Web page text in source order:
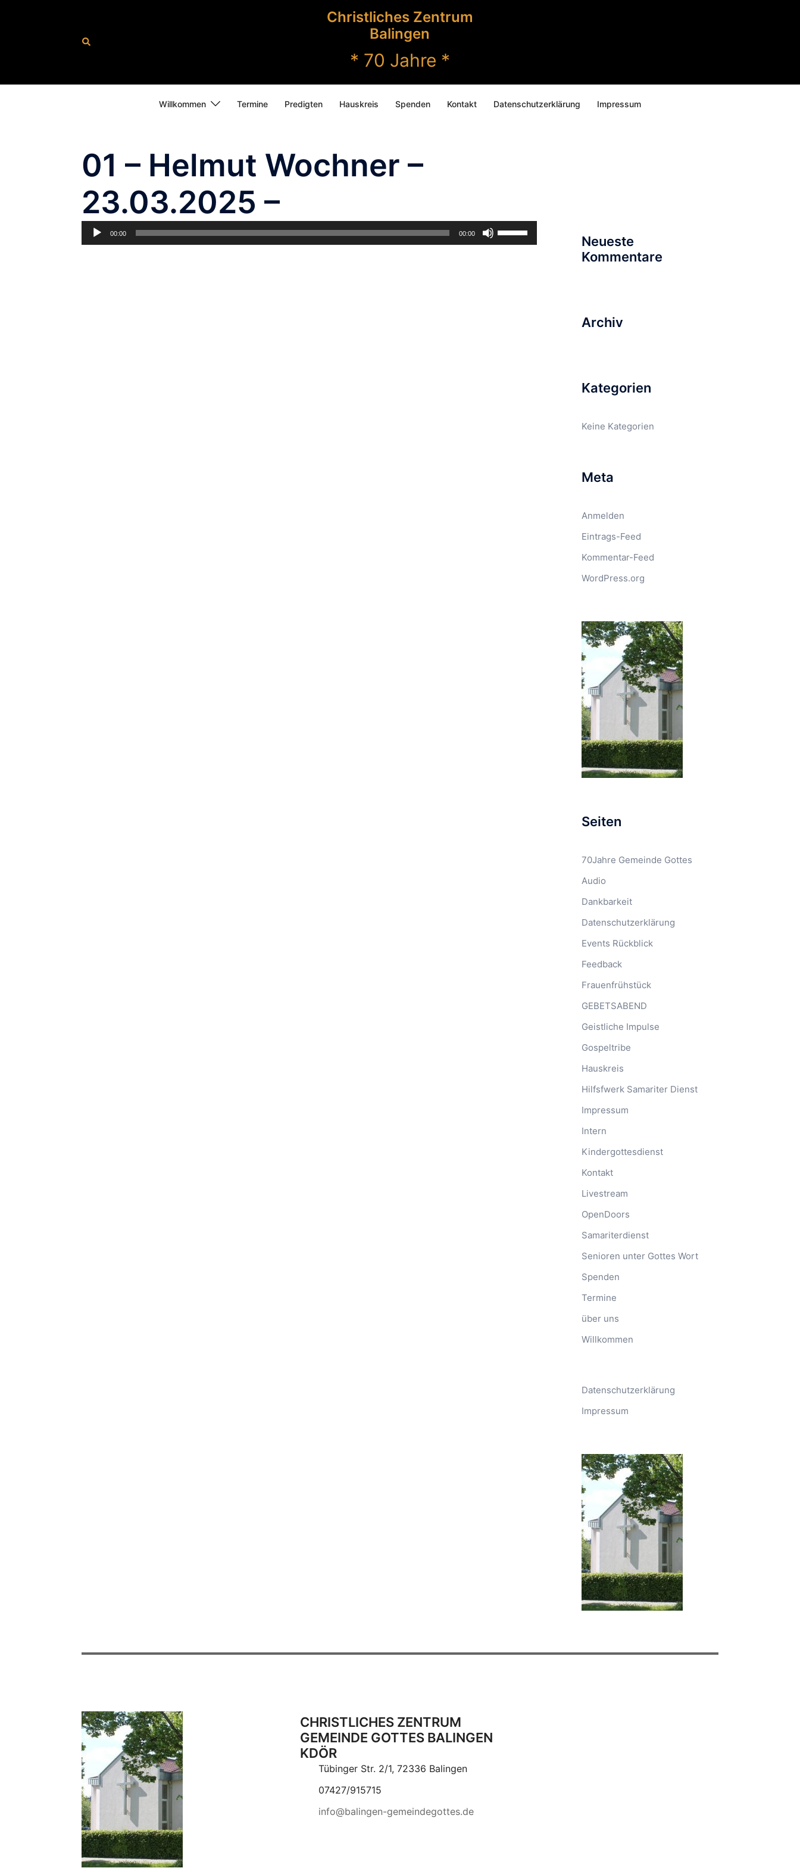
Suche
Christliches Zentrum
Balingen
* 70 Jahre *
Willkommen Termine Predigten Hauskreis Spenden Kontakt Datenschutzerklärung Impressum
01 – Helmut Wochner –
23.03.2025 –
Audio-
Player
00:00 00:00
Hoch/Runter
Neueste
Kommentare
Archiv
Kategorien
Keine Kategorien
Meta
Anmelden
Eintrags-Feed
Kommentar-Feed
WordPress.org
Seiten
70Jahre Gemeinde Gottes
Audio
Dankbarkeit
Datenschutzerklärung
Events Rückblick
Feedback
Frauenfrühstück
GEBETSABEND
Geistliche Impulse
Gospeltribe
Hauskreis
Hilfsfwerk Samariter Dienst
Impressum
Intern
Kindergottesdienst
Kontakt
Livestream
OpenDoors
Samariterdienst
Senioren unter Gottes Wort
Spenden
Termine
über uns
Willkommen
Datenschutzerklärung
Impressum
CHRISTLICHES ZENTRUM
GEMEINDE GOTTES BALINGEN
KDÖR
Tübinger Str. 2/1, 72336 Balingen
07427/915715
info@balingen-gemeindegottes.de